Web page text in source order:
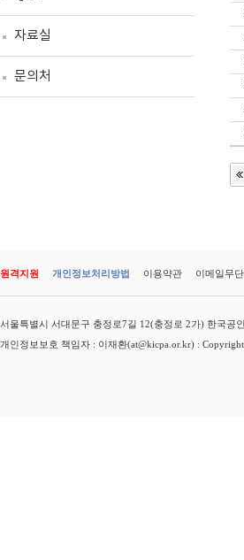
자료실
문의처
원격지원 개인정보처리방법 이용약관 이메일무
서울특별시 서대문구 충정로7길 12(충정로 2가) 한국공
개인정보보호 책임자 : 이재환(at@kicpa.or.kr) :